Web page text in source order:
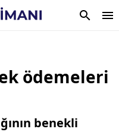
ödemeleri
benekli